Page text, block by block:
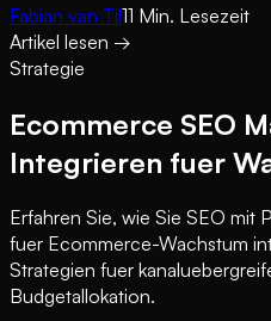
Fabian van Til11 Min. Lesezeit
Artikel lesen →
Strategie
Ecommerce SEO
Integrieren fuer
Erfahren Sie, wie Sie SEO mit
fuer Ecommerce-Wachstum
Strategien fuer
Budgetallokation.